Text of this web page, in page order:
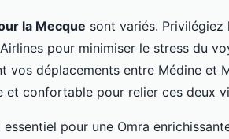
la Mecque sont variés.
pour minimiser le stress du
vos déplacements entre Médine et
et confortable pour relier ces deux
essentiel pour une Omra